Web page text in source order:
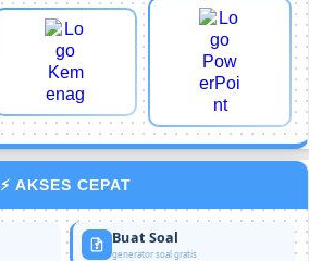
⚡ AKSES CEPAT
Buat Soal
generator soal gratis